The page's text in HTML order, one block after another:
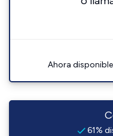
Ahora
61%